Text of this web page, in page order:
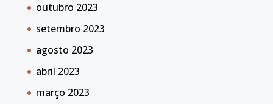
outubro 2023
setembro 2023
agosto 2023
abril 2023
março 2023